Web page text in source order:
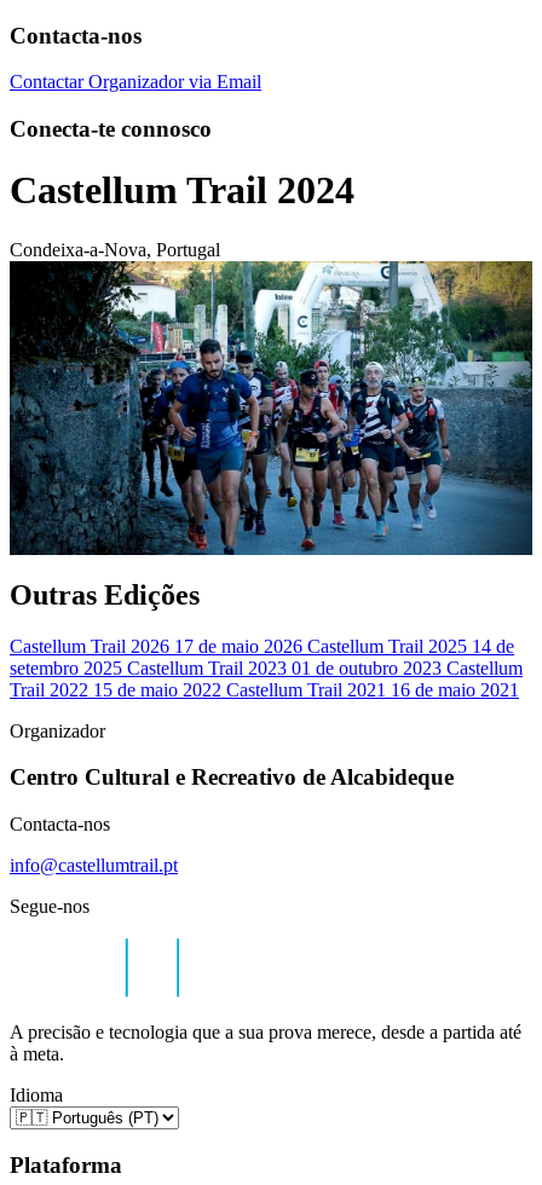
Contacta-nos
Contactar Organizador via Email
Conecta-te connosco
Castellum Trail 2024
Condeixa-a-Nova, Portugal
Outras Edições
Castellum Trail 2026 17 de maio 2026 Castellum Trail 2025 14 de
setembro 2025 Castellum Trail 2023 01 de outubro 2023 Castellum
Trail 2022 15 de maio 2022 Castellum Trail 2021 16 de maio 2021
Organizador
Centro Cultural e Recreativo de Alcabideque
Contacta-nos
info@castellumtrail.pt
Segue-nos
A precisão e tecnologia que a sua prova merece, desde a partida até
à meta.
Idioma
Plataforma